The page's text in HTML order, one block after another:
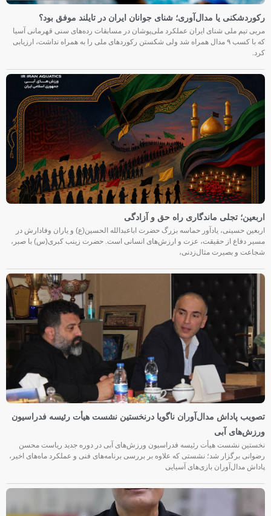
رکوردشکنی یا مدال‌آوری؛ شنای جوانان ایران در تایلند موفق بود؟
مربی تیم ملی شنای ایران عملکرد ملی‌پوشان در مسابقات رده‌های سنی قهرمانی آسیا
که با کسب ۹ مدال همراه شد ولی شکستن رکوردهای ملی را به همراه نداشت، ارزیابی
کرد.
اربعین؛ تجلی ماندگاری راه حق و آزادگی
اربعین حسینی، یادآور حماسه بزرگ حضرت اباعبدالله الحسین(ع) و یاران وفادارش در
مسیر دفاع از حقیقت، عزت و ارزش‌های انسانی است. حضرت زینب کبری(س) با صبر،
شجاعت و بصیرت مثال‌زدنی،
تصویب پاداش مدال‌آوران ناگویا درنخستین نشست هیأت رئیسه فدراسیون
ورزش‌های آبی
نخستین نشست هیأت رئیسه فدراسیون ورزش‌های آبی در دوره جدید ریاست محسن
رضوانی برگزار شد؛ نشستی که علاوه بر بررسی برنامه‌های فنی و عملکرد ماه‌های اخیر،
پاداش مدال‌آوران بازی‌های آسیایی